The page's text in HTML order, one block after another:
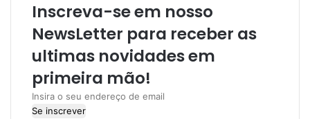
r
m
Inscreva-se em nosso
NewsLetter para receber as
ultimas novidades em
primeira mão!
I
n